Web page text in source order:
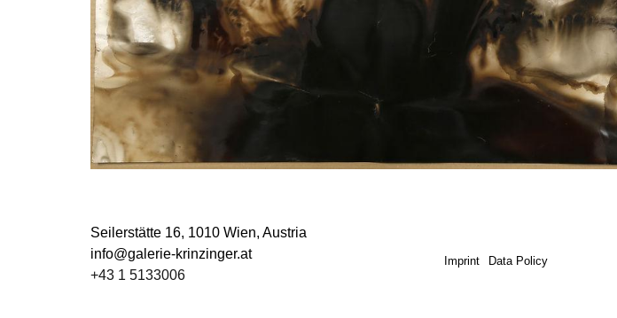
Seilerstätte 16, 1010 Wien, Austria
info@galerie-krinzinger.at
+43 1 5133006
Imprint Data Policy